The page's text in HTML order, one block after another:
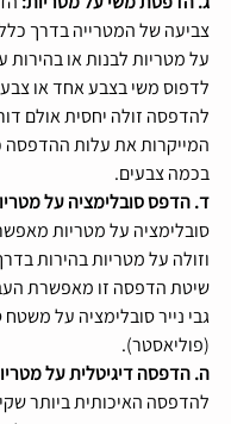
צביעה של המטרייה בדרך
על מטריות לבנות או
לדפוס משי בצבע אחד או
להדפסה זולה יחסית אולם
המייקרות את עלות
בכמה צבעים.
ד. הדפס סובלימציה על
סובלימציה על מטריות
וזולה על מטריות בהירות
שיטת הדפסה זו מאפשרת
גבי נייר סובלימציה על משטח
(פוליאסטר).
ה. הדפסה דיגיטלית על
להדפסה האיכותית ביותר